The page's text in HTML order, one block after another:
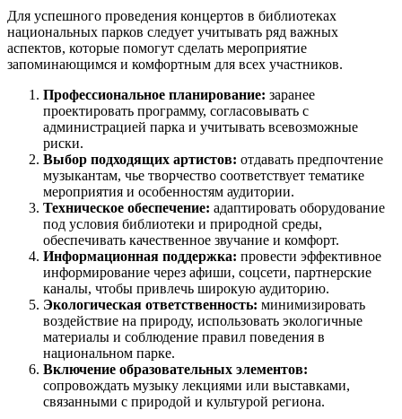
Для успешного проведения концертов в библиотеках
национальных парков следует учитывать ряд важных
аспектов, которые помогут сделать мероприятие
запоминающимся и комфортным для всех участников.
Профессиональное планирование: заранее
проектировать программу, согласовывать с
администрацией парка и учитывать всевозможные
риски.
Выбор подходящих артистов: отдавать предпочтение
музыкантам, чье творчество соответствует тематике
мероприятия и особенностям аудитории.
Техническое обеспечение: адаптировать оборудование
под условия библиотеки и природной среды,
обеспечивать качественное звучание и комфорт.
Информационная поддержка: провести эффективное
информирование через афиши, соцсети, партнерские
каналы, чтобы привлечь широкую аудиторию.
Экологическая ответственность: минимизировать
воздействие на природу, использовать экологичные
материалы и соблюдение правил поведения в
национальном парке.
Включение образовательных элементов:
сопровождать музыку лекциями или выставками,
связанными с природой и культурой региона.